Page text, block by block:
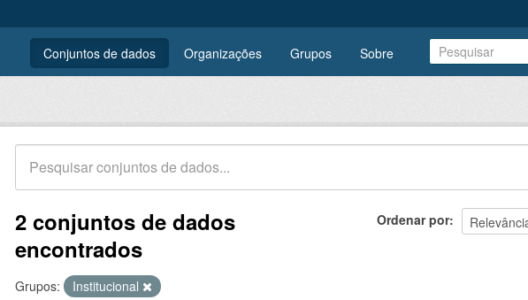
Conjuntos de dados Organizações Grupos Sobre
Ordenar por
2 conjuntos de dados
encontrados
Grupos: Institucional